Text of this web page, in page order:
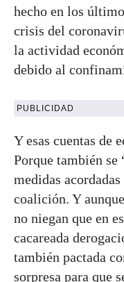
hecho en los
crisis del
la actividad
debido al
PUBLICIDAD
Y esas cuentas de
Porque también se
medidas
coalición. Y
no niegan que en
cacareada
también pactada
sorpresa para que